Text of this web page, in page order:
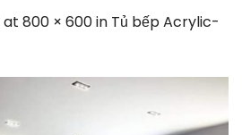
at 800 × 600in Tủ bếp Acrylic-